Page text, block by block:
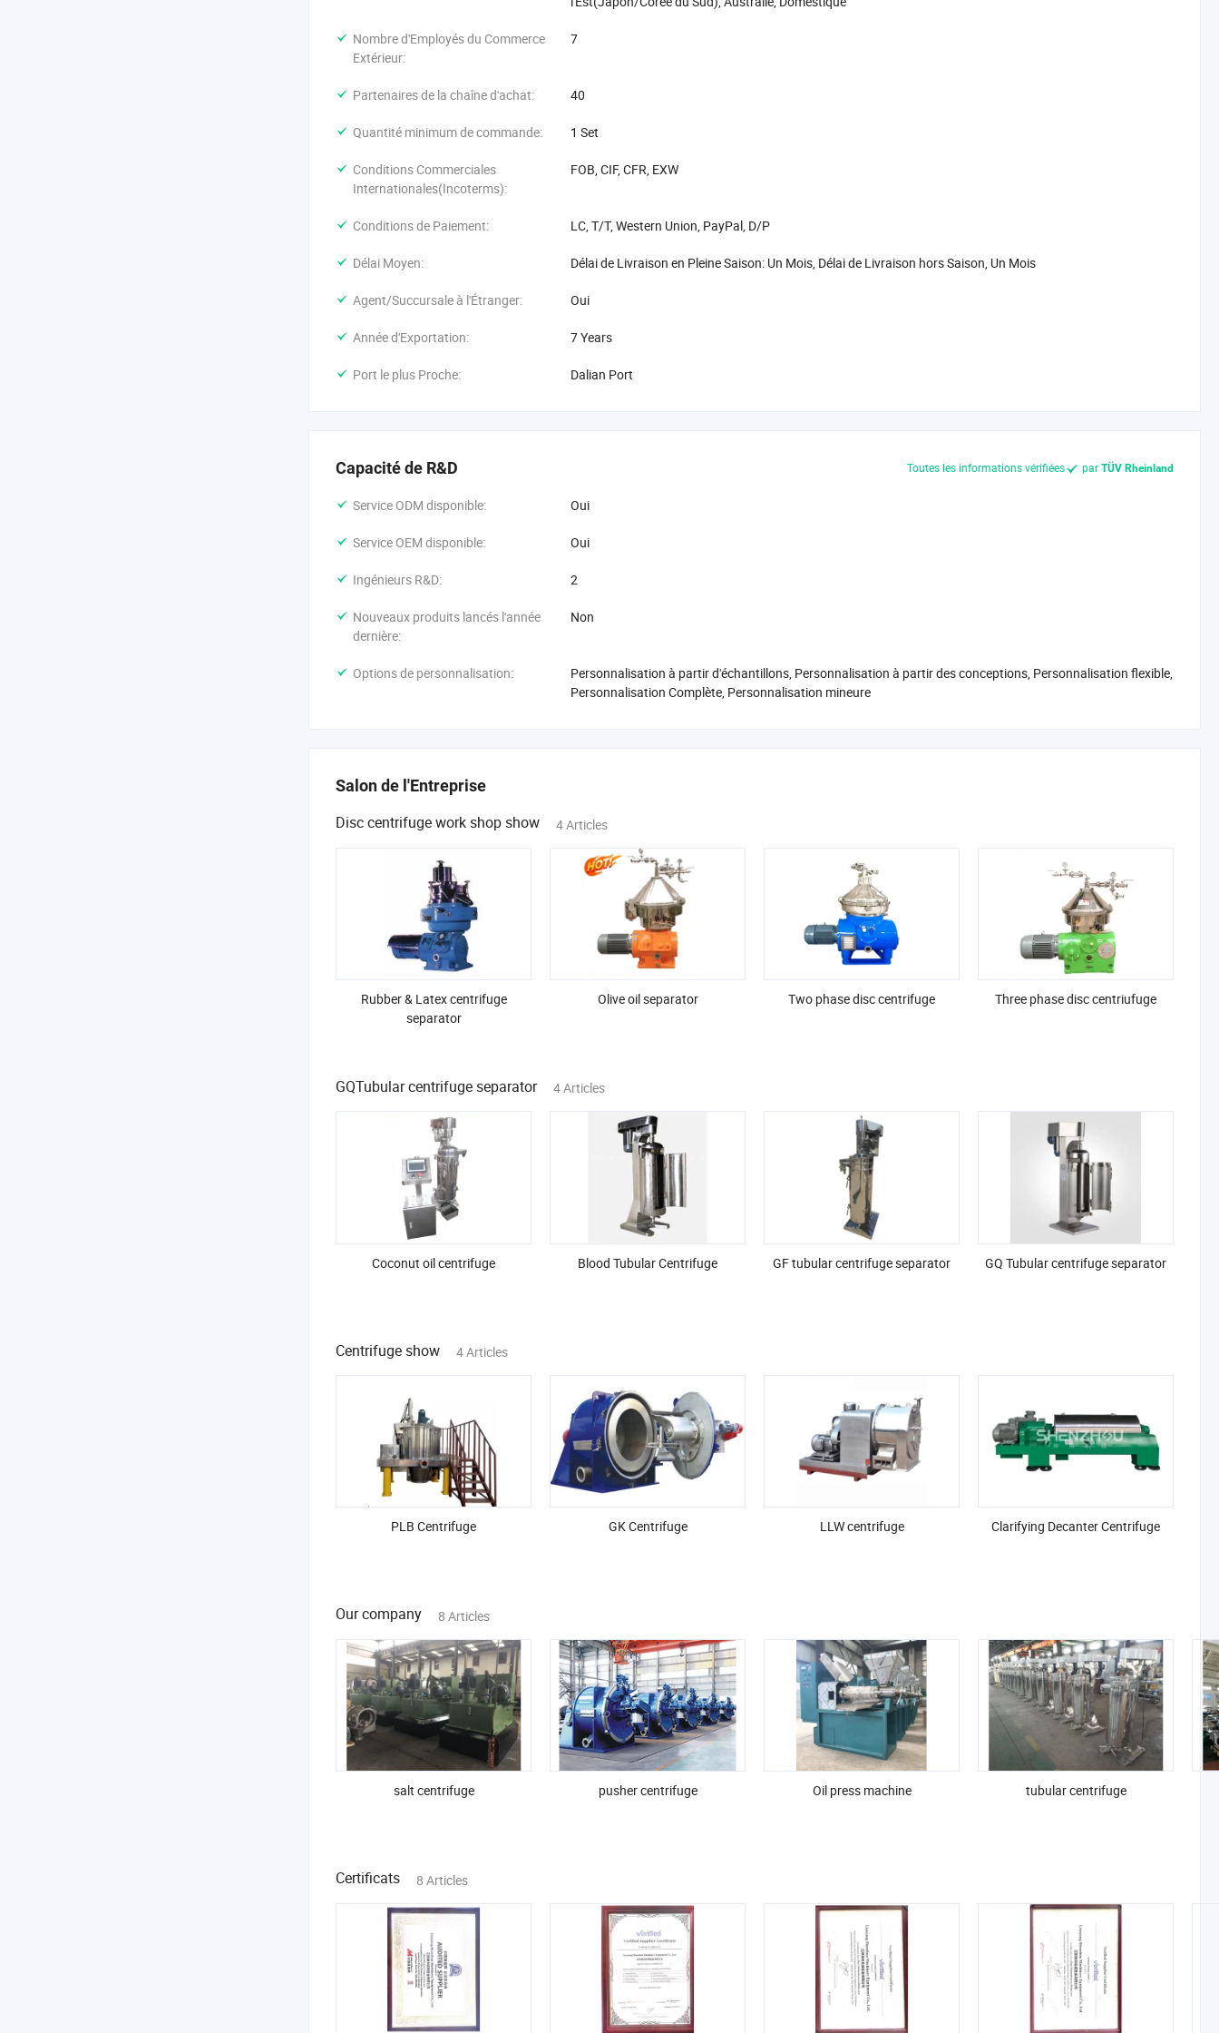
Nombre d'Employés du Commerce
Extérieur:
7
Partenaires de la chaîne d'achat: 40
Quantité minimum de commande: 1 Set
Conditions Commerciales
Internationales(Incoterms):
FOB, CIF, CFR, EXW
Conditions de Paiement: LC, T/T, Western Union, PayPal, D/P
Délai Moyen: Délai de Livraison en Pleine Saison: Un Mois, Délai de Livraison hors Saison, Un Mois
Agent/Succursale à l'Étranger: Oui
Année d'Exportation: 7 Years
Port le plus Proche: Dalian Port
Capacité de R&D Toutes les informations vérifiées par TÜV Rheinland
Service ODM disponible: Oui
Service OEM disponible: Oui
Ingénieurs R&D: 2
Nouveaux produits lancés l'année
dernière:
Non
Options de personnalisation:
Personnalisation à partir d'échantillons, Personnalisation à partir des conceptions, Personnalisation flexible,
Personnalisation Complète, Personnalisation mineure
Salon de l'Entreprise
Disc centrifuge work shop show 4 Articles
Rubber & Latex centrifuge
separator
Olive oil separator Two phase disc centrifuge Three phase disc centriufuge
GQTubular centrifuge separator 4 Articles
Coconut oil centrifuge Blood Tubular Centrifuge GF tubular centrifuge separator GQ Tubular centrifuge separator
Centrifuge show 4 Articles
PLB Centrifuge GK Centrifuge LLW centrifuge Clarifying Decanter Centrifuge
Our company 8 Articles
salt centrifuge pusher centrifuge Oil press machine tubular centrifuge
Certificats 8 Articles